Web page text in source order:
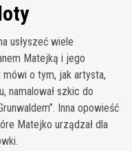
usłyszeć wiele
Matejką i jego
o tym, jak artysta,
namalował szkic do
Inna opowieść
Matejko urządzał dla